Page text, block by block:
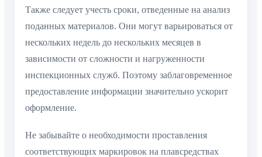
Также следует учесть сроки, отведенные на анализ
поданных материалов. Они могут варьироваться от
нескольких недель до нескольких месяцев в
зависимости от сложности и нагруженности
инспекционных служб. Поэтому заблаговременное
предоставление информации значительно ускорит
оформление.
Не забывайте о необходимости проставления
соответствующих маркировок на плавсредствах